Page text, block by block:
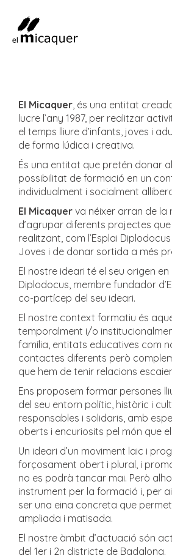
El Micaquer, és una entitat
lucre l’any 1987, per realitzar
el temps lliure d’infants, joves i
de forma lúdica i creativa.
És una entitat que pretén donar
possibilitat de formació en un
individualment i socialment
El Micaquer va néixer arran de la
d’agrupar diferents projectes que
realitzant, com l’Esplai
Joves i de donar sortida a més
El nostre ideari té el seu origen en
Diplodocus, membre fundador
co-partícep del seu ideari.
El nostre context formatiu és
temporalment i/o
família, entitats educatives com
contactes diferents però
que hem de tenir relacions
Ens proposem formar persones
del seu entorn polític, històric i
responsables i solidaris, amb
oberts i encuriosits pel món que
Un ideari d’un moviment laic i
forçosament obert i plural, i
no es podrà tancar mai. Però
instrument per la formació i, per
ser una eina concreta que
ampliada i matisada.
El nostre àmbit d’actuació són
del 1er i 2n districte de Badalona.